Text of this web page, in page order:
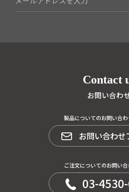
Contact
お問い合わ
製品についてのお問い合
お問い合わせ
ご注文についてのお問い
03-